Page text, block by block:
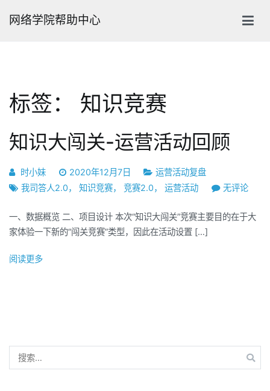
网络学院帮助中心
标签： 知识竞赛
知识大闯关-运营活动回顾
时小妹 2020年12月7日
运营活动复盘
我司答人2.0， 知识竞赛， 竞赛2.0， 运营活动
知
大
无评论
一、数据概览 二、项目设计 本次“知识大闯关”竞赛主要目的在于大
家体验一下新的“闯关竞赛”类型，因此在活动设置 […]
阅读更多
索：